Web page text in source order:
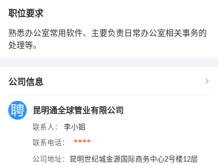
职位要求
熟悉办公室常用软件、主要负责日常办公室相关事务的
处理等。
公司信息
昆明通全球管业有限公司
联系人： 李小姐
联系电话： ****
公司地址： 昆明世纪城金源国际商务中心2号楼12层